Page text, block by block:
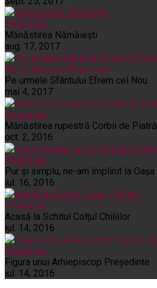
Pelerinaje
Mănăstirea Nămăiești
aug. 17, 2017
Noi și Biserica Pelerinaje
Pe urmele Sfântului Efrem cel Nou
mai 4, 2017
Pelerinaje
Mănăstirea rupestră Corbii de Piatră
oct. 2, 2016
Pelerinaje
Pur şi simplu, ne-am împlinit la Oaşa
iul. 16, 2016
Pelerinaje
Acasă la Schitul Colţul Chiliilor
iul. 14, 2016
Pelerinaje
Figura unui Arhiepiscop Preşedinte
iul. 14, 2016